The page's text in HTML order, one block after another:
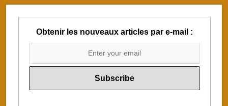
Obtenir les nouveaux articles par e-mail :